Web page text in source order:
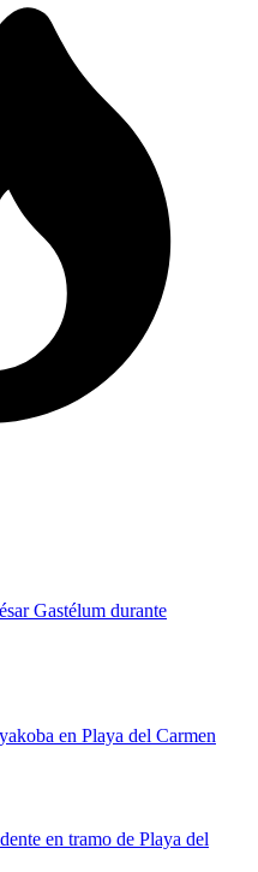
Gastélum durante
en Playa del Carmen
en tramo de Playa del